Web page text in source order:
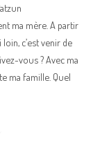
ma mère. A partir
c’est venir de
vous ? Avec ma
ma famille. Quel